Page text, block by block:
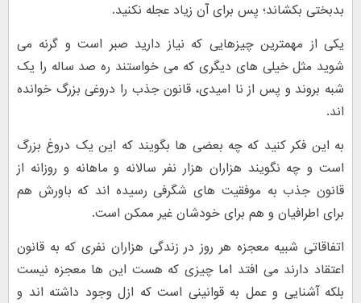
بدبختی بکشاند؛ پس برای آن زیاد عجله نکنید.
یکی از مهمترین چیزهایی که نیاز دارید صبر است و گرنه می
شوید مثل خیلی های دیگری که می خواستند ره صد ساله را یک
شبه بروند و پس از نا امیدی، قانون جذب را دروغی بزرگ خوانده
اند.
به این فکر کنید که چه بعضی ها بگویند که این یک دروغ بزرگ
است و چه نگویند هزاران هزار نفر سالانه و ماهانه و روزانه از
قانون جذب به موفقیت های شگرفی رسیده اند که باورش هم
برای اطرافیان و هم برای خودشان غیر ممکن است.
اتفاقاتی شبیه معجزه هر روز در زندگی هزاران نفری که به قانون
اعتقاد دارند می افتد اما چیزی که هست این ها معجزه نیست
بلکه آشنایی و عمل به قوانینی است که ازل وجود داشته اند و